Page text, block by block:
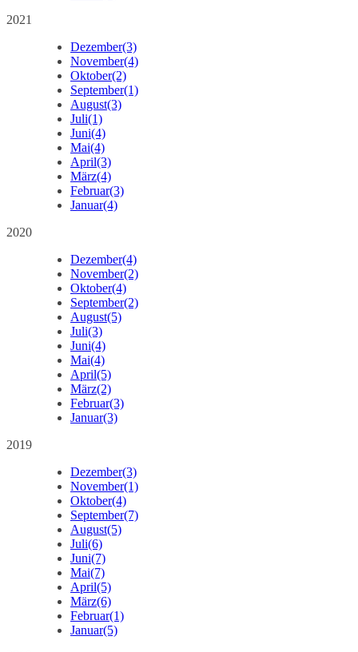
2021
Dezember(3)
November(4)
Oktober(2)
September(1)
August(3)
Juli(1)
Juni(4)
Mai(4)
April(3)
März(4)
Februar(3)
Januar(4)
2020
Dezember(4)
November(2)
Oktober(4)
September(2)
August(5)
Juli(3)
Juni(4)
Mai(4)
April(5)
März(2)
Februar(3)
Januar(3)
2019
Dezember(3)
November(1)
Oktober(4)
September(7)
August(5)
Juli(6)
Juni(7)
Mai(7)
April(5)
März(6)
Februar(1)
Januar(5)